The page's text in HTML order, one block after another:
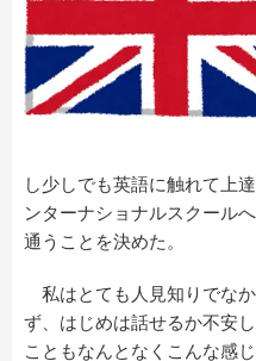
し少しでも英語に触れて上
ンターナショナルスクール
通うことを決めた。
私はとても人見知りでな
ず、はじめは話せるか不安
こともなんとなくこんな感